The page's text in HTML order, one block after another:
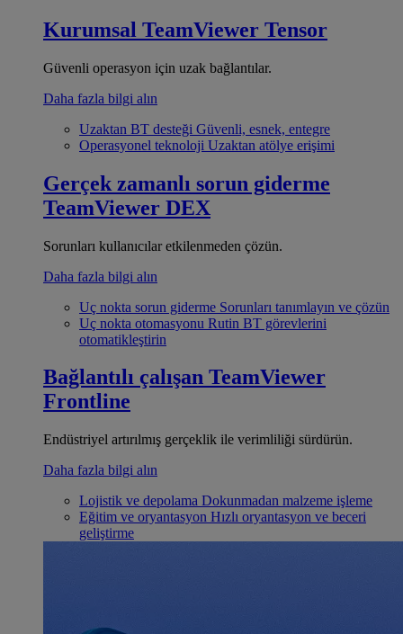
Kurumsal TeamViewer Tensor
Güvenli operasyon için uzak bağlantılar.
Daha fazla bilgi alın
Uzaktan BT desteği Güvenli, esnek, entegre
Operasyonel teknoloji Uzaktan atölye erişimi
Gerçek zamanlı sorun giderme
TeamViewer DEX
Sorunları kullanıcılar etkilenmeden çözün.
Daha fazla bilgi alın
Uç nokta sorun giderme Sorunları tanımlayın ve çözün
Uç nokta otomasyonu Rutin BT görevlerini
otomatikleştirin
Bağlantılı çalışan TeamViewer
Frontline
Endüstriyel artırılmış gerçeklik ile verimliliği sürdürün.
Daha fazla bilgi alın
Lojistik ve depolama Dokunmadan malzeme işleme
Eğitim ve oryantasyon Hızlı oryantasyon ve beceri
geliştirme